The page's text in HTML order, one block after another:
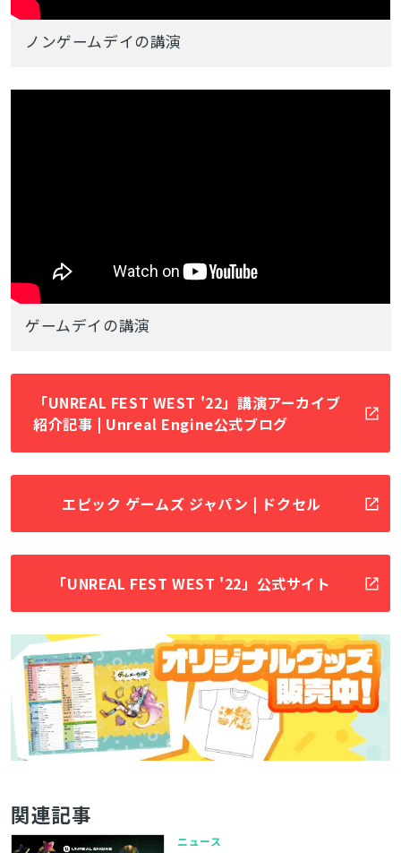
ノンゲームデイの講演
ゲームデイの講演
「UNREAL FEST WEST '22」講演アーカイブ
紹介記事 | Unreal Engine公式ブログ
エピック ゲームズ ジャパン | ドクセル
「UNREAL FEST WEST '22」公式サイト
関連記事
ニュース